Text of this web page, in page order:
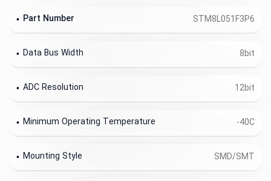
STM8L051F3P6
Part Number
8bit
Data Bus Width
12bit
ADC Resolution
-40C
Minimum Operating Temperature
SMD/SMT
Mounting Style